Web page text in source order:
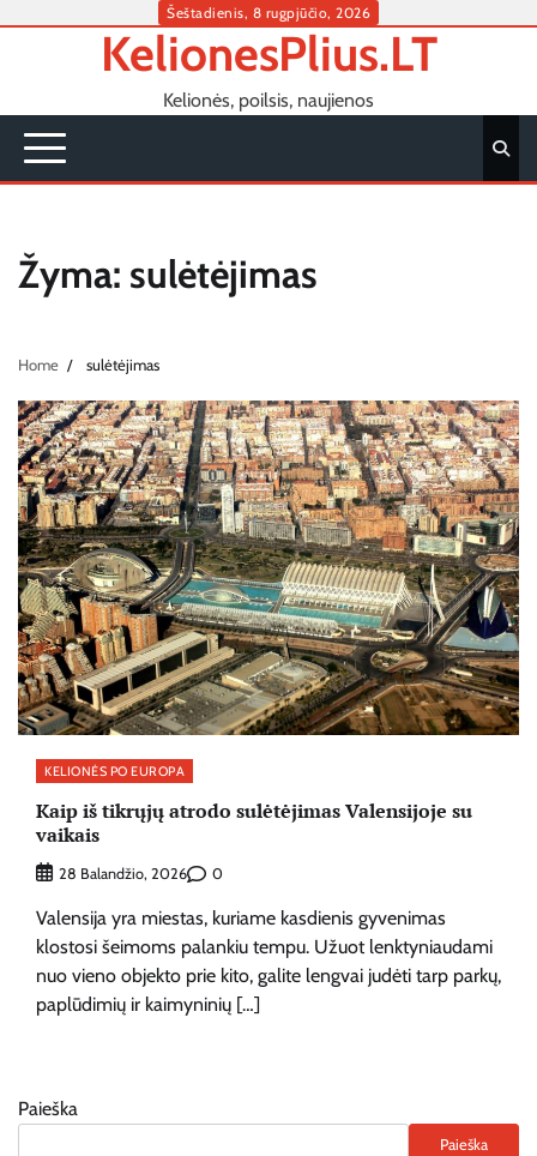
Šeštadienis, 8 rugpjūčio, 2026
KelionesPlius.LT
Kelionės, poilsis, naujienos
Žyma: sulėtėjimas
Home sulėtėjimas
KELIONĖS PO EUROPA
Kaip iš tikrųjų atrodo sulėtėjimas Valensijoje su
vaikais
28 Balandžio, 2026 0
Valensija yra miestas, kuriame kasdienis gyvenimas
klostosi šeimoms palankiu tempu. Užuot lenktyniaudami
nuo vieno objekto prie kito, galite lengvai judėti tarp parkų,
paplūdimių ir kaimyninių […]
Paieška
Paieška